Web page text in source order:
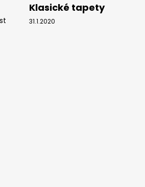
Klasické tapety
31.1.2020